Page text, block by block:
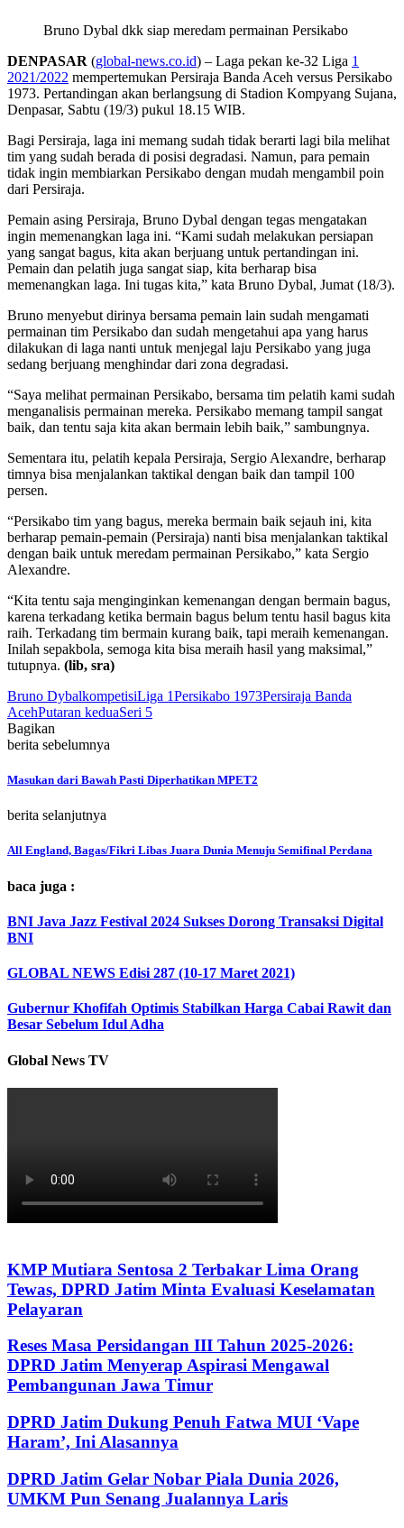
Bruno Dybal dkk siap meredam permainan Persikabo
DENPASAR (global-news.co.id) – Laga pekan ke-32 Liga 1
2021/2022 mempertemukan Persiraja Banda Aceh versus Persikabo
1973. Pertandingan akan berlangsung di Stadion Kompyang Sujana,
Denpasar, Sabtu (19/3) pukul 18.15 WIB.
Bagi Persiraja, laga ini memang sudah tidak berarti lagi bila melihat
tim yang sudah berada di posisi degradasi. Namun, para pemain
tidak ingin membiarkan Persikabo dengan mudah mengambil poin
dari Persiraja.
Pemain asing Persiraja, Bruno Dybal dengan tegas mengatakan
ingin memenangkan laga ini. “Kami sudah melakukan persiapan
yang sangat bagus, kita akan berjuang untuk pertandingan ini.
Pemain dan pelatih juga sangat siap, kita berharap bisa
memenangkan laga. Ini tugas kita,” kata Bruno Dybal, Jumat (18/3).
Bruno menyebut dirinya bersama pemain lain sudah mengamati
permainan tim Persikabo dan sudah mengetahui apa yang harus
dilakukan di laga nanti untuk menjegal laju Persikabo yang juga
sedang berjuang menghindar dari zona degradasi.
“Saya melihat permainan Persikabo, bersama tim pelatih kami sudah
menganalisis permainan mereka. Persikabo memang tampil sangat
baik, dan tentu saja kita akan bermain lebih baik,” sambungnya.
Sementara itu, pelatih kepala Persiraja, Sergio Alexandre, berharap
timnya bisa menjalankan taktikal dengan baik dan tampil 100
persen.
“Persikabo tim yang bagus, mereka bermain baik sejauh ini, kita
berharap pemain-pemain (Persiraja) nanti bisa menjalankan taktikal
dengan baik untuk meredam permainan Persikabo,” kata Sergio
Alexandre.
“Kita tentu saja menginginkan kemenangan dengan bermain bagus,
karena terkadang ketika bermain bagus belum tentu hasil bagus kita
raih. Terkadang tim bermain kurang baik, tapi meraih kemenangan.
Inilah sepakbola, semoga kita bisa meraih hasil yang maksimal,”
tutupnya. (lib, sra)
Bruno DybalkompetisiLiga 1Persikabo 1973Persiraja Banda
AcehPutaran keduaSeri 5
Bagikan
berita sebelumnya
Masukan dari Bawah Pasti Diperhatikan MPET2
berita selanjutnya
All England, Bagas/Fikri Libas Juara Dunia Menuju Semifinal Perdana
baca juga :
BNI Java Jazz Festival 2024 Sukses Dorong Transaksi Digital
BNI
GLOBAL NEWS Edisi 287 (10-17 Maret 2021)
Gubernur Khofifah Optimis Stabilkan Harga Cabai Rawit dan
Besar Sebelum Idul Adha
Global News TV
KMP Mutiara Sentosa 2 Terbakar Lima Orang
Tewas, DPRD Jatim Minta Evaluasi Keselamatan
Pelayaran
Reses Masa Persidangan III Tahun 2025-2026:
DPRD Jatim Menyerap Aspirasi Mengawal
Pembangunan Jawa Timur
DPRD Jatim Dukung Penuh Fatwa MUI ‘Vape
Haram’, Ini Alasannya
DPRD Jatim Gelar Nobar Piala Dunia 2026,
UMKM Pun Senang Jualannya Laris